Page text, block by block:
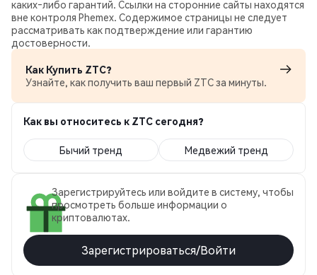
каких‑либо гарантий. Ссылки на сторонние сайты находятся
вне контроля Phemex. Содержимое страницы не следует
рассматривать как подтверждение или гарантию
достоверности.
Как Купить ZTC?
Узнайте, как получить ваш первый ZTC за минуты.
Как вы относитесь к ZTC сегодня?
Бычий тренд Медвежий тренд
Зарегистрируйтесь или войдите в систему, чтобы
просмотреть больше информации о
криптовалютах.
Зарегистрироваться/Войти